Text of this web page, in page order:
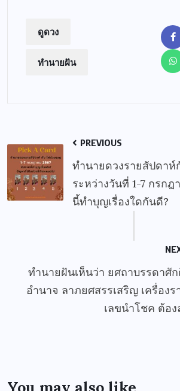
ดูดวง
ทำนายฝัน
PREVIOUS
ทำนายดวงรายสัปดา
ระหว่างวันที่ 1-7 กรก
นี้ทำบุญเรื่องใดกันดี?
ทำนายฝันเห็นว่า ยศถาบรรดาศั
อำนาจ ลาภยศสรรเสริญ เครื่องร
เลขนำโชค ต้อง